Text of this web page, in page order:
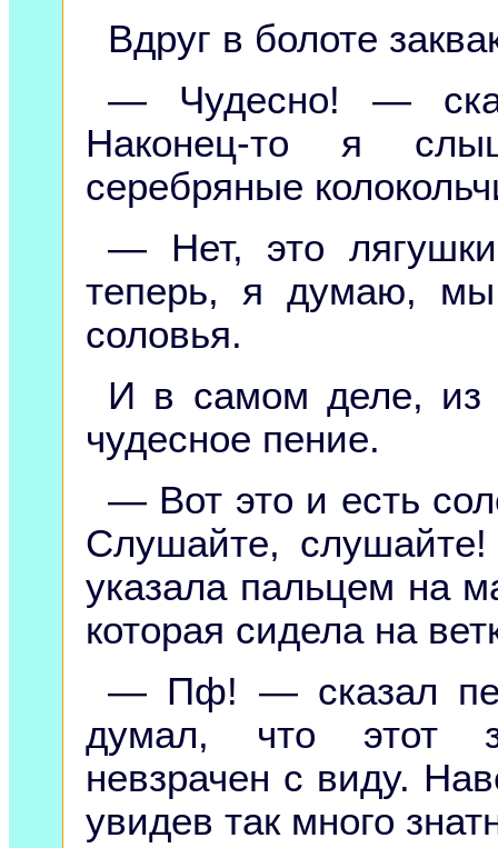
Вдруг в болоте
— Чудесно! —
Наконец-то я
серебряные
— Нет, это
теперь, я думаю,
соловья.
И в самом деле, из
чудесное пение.
— Вот это и есть
Слушайте,
указала пальцем на
которая сидела на
— Пф! — сказал
думал, что этот
невзрачен с виду.
увидев так много